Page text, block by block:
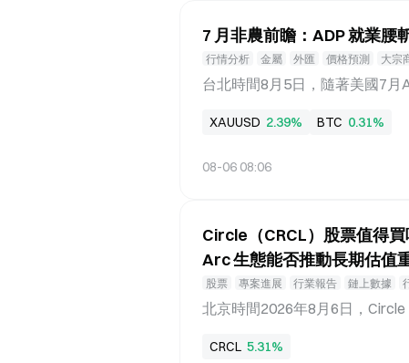
新的航運通道，且不收取通行
正式宣布，該安排已獲得海灣
注單一方向。截至8月7日，據
因協議傳聞而完全消退。 來源
7 月非農前瞻：ADP 就業腰
行情分析 金屬 外匯 價格預測 大宗
台北時間8月5日，隨著美國7
的「黃金標準」，非農就業數
業市場的真實成色正成為打破
驗證非農數據的前瞻訊號 美國
私營部門就業人數僅增加4.4萬
「腰斬」態勢，創下近六個月
萬個職位，但休閒與餐旅業減
XAUUSD 2.39% BTC 0.31%
08-06 08:06
Circle（CRCL）股票值得
Arc 生態能否推動長期估值
股票 專案進展 行業報告 鏈上數據
北京時間2026年8月6日，Circle
點189.92美元已回撤超過66%
CRCL 5.31%